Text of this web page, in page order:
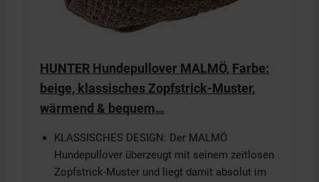
HUNTER Hundepullover MALMÖ, Farbe:
beige, klassisches Zopfstrick-Muster,
wärmend & bequem…
KLASSISCHES DESIGN: Der MALMÖ
Hundepullover überzeugt mit seinem zeitlosen
Zopfstrick-Muster und liegt damit absolut im